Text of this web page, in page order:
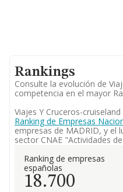
Rankings
Consulte la evolución de
competencia en el mayor
Viajes Y Cruceros-
Ranking de Empresas
empresas de MADRID, y el
sector CNAE "Actividades
Ranking de empresas
españolas
18.700